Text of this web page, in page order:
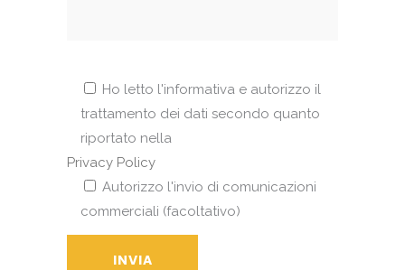
Ho letto l'informativa e autorizzo il
trattamento dei dati secondo quanto
riportato nella
Privacy Policy
Autorizzo l'invio di comunicazioni
commerciali (facoltativo)